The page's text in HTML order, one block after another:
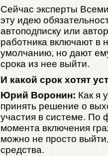
Сейчас эксперты
эту идею
автоподписку или
работника включают в
умолчанию, но дают
срока из нее выйти.
И какой срок хотят
Юрий Воронин: Как я
принять решение о
участия в системе. По
момента включения
можно не просто
средства.